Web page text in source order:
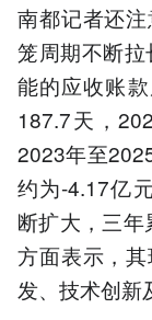
南都记者还
笼周期不断
能的应收账
187.7天，
2023年至
约为-4.17亿
断扩大，三
方面表示，
发、技术创新